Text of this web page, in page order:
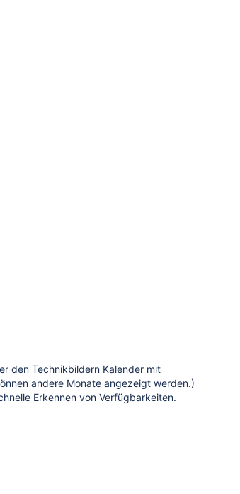
den Technikbildern Kalender mit
andere Monate angezeigt werden.)
Erkennen von Verfügbarkeiten.